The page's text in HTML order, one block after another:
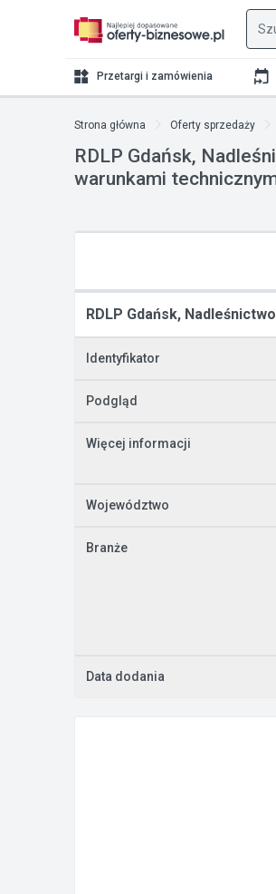
Przetargi i zamówienia
Strona główna Oferty sprzedaży
RDLP Gdańsk,
warunkami
RDLP Gdańsk,
Identyfikator
Podgląd
Więcej informacji
Województwo
Branże
Data dodania